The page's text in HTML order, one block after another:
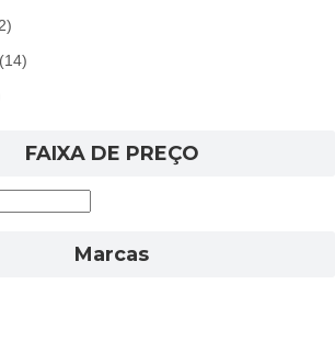
(14)
FAIXA DE PREÇO
Marcas